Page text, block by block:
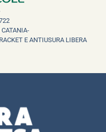
CATANIA-
E ANTIUSURA LIBERA